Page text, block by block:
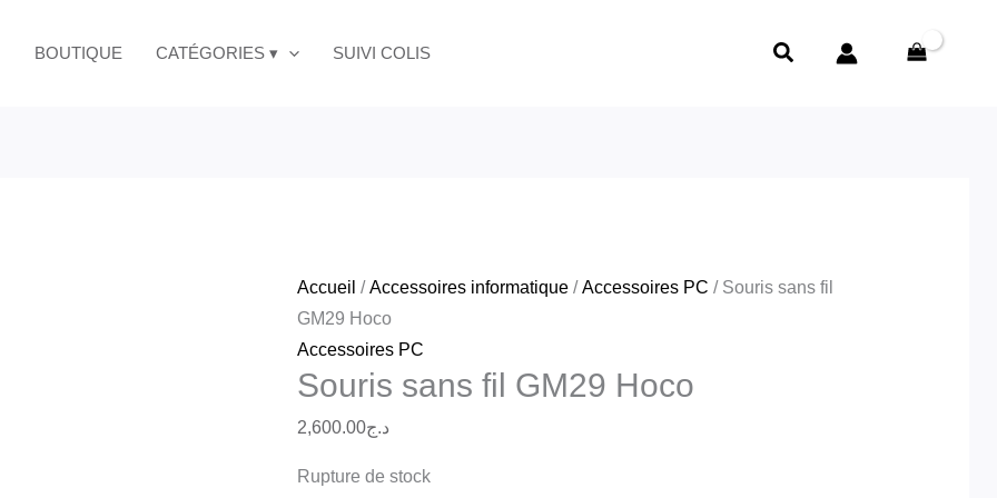
BOUTIQUE CATÉGORIES ▾ SUIVI COLIS Rechercher
Accueil /Accessoires informatique /Accessoires PC / Souris sans fil
GM29 Hoco
Accessoires PC
Souris sans fil GM29 Hoco
د.ج2,600.00
Rupture de stock